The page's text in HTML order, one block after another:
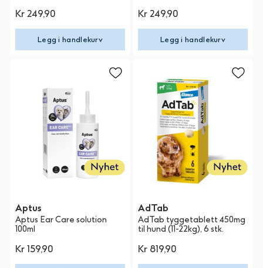
Kr 249,90
Legg i handlekurv
Kr 249,90
Legg i handlekurv
Aptus
Aptus Ear Care solution
100ml
Kr 159,90
AdTab
AdTab tyggetablett 450mg
til hund (11-22kg), 6 stk.
Kr 819,90